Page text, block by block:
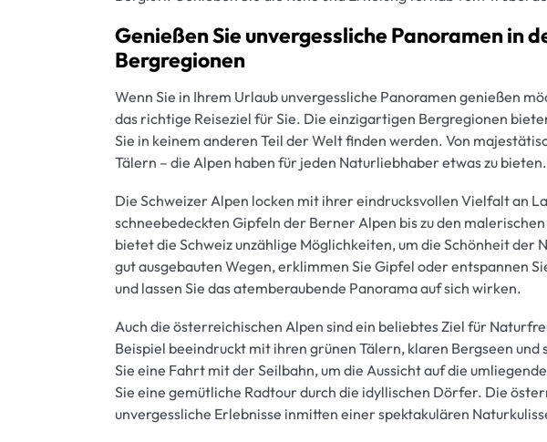
Genießen Sie unvergessliche Panoramen in
Bergregionen
Wenn Sie in Ihrem Urlaub unvergessliche Panoramen genießen
das richtige Reiseziel für Sie. Die einzigartigen Bergregionen
Sie in keinem anderen Teil der Welt finden werden. Von
Tälern – die Alpen haben für jeden Naturliebhaber etwas zu bieten.
Die Schweizer Alpen locken mit ihrer eindrucksvollen Vielfalt an
schneebedeckten Gipfeln der Berner Alpen bis zu den
bietet die Schweiz unzählige Möglichkeiten, um die Schönheit der
gut ausgebauten Wegen, erklimmen Sie Gipfel oder entspannen
und lassen Sie das atemberaubende Panorama auf sich wirken.
Auch die österreichischen Alpen sind ein beliebtes Ziel für
Beispiel beeindruckt mit ihren grünen Tälern, klaren Bergseen
Sie eine Fahrt mit der Seilbahn, um die Aussicht auf die
Sie eine gemütliche Radtour durch die idyllischen Dörfer. Die
unvergessliche Erlebnisse inmitten einer spektakulären